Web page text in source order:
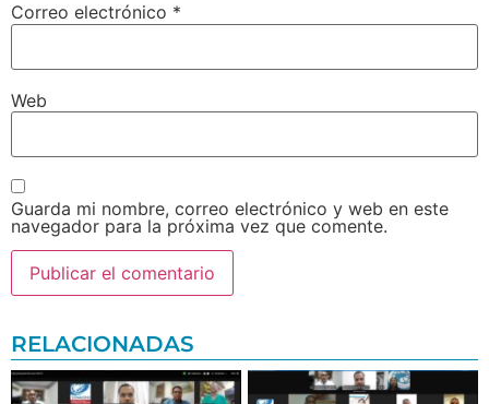
Correo electrónico *
Web
Guarda mi nombre, correo electrónico y web en este
navegador para la próxima vez que comente.
RELACIONADAS